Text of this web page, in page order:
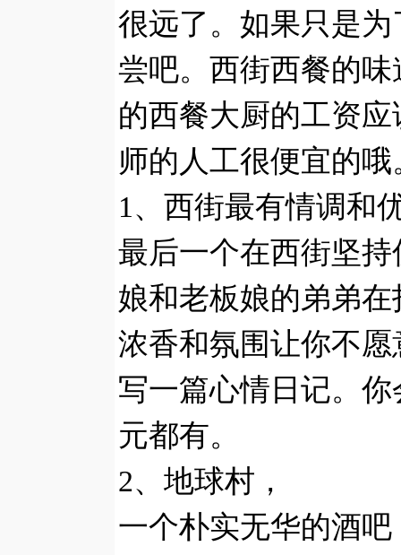
很远了。如果只是
尝吧。西街西餐的
的西餐大厨的工资应
师的人工很便宜的
1、西街最有情调和
最后一个在西街坚
娘和老板娘的弟弟
浓香和氛围让你不
写一篇心情日记。
元都有。
2、地球村，
一个朴实无华的酒